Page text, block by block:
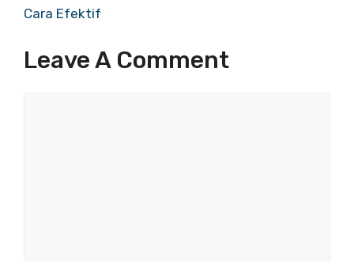
Cara Efektif
Leave A Comment